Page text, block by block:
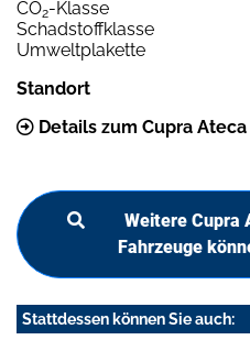
CO2-Klasse
Schadstoffklasse
Umweltplakette
Standort
Details zum Cupra
Weitere Cupra
Fahrzeuge
Stattdessen können Sie auch: